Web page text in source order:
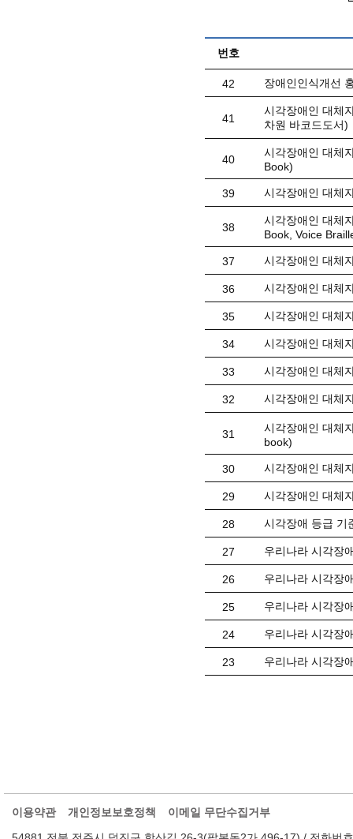
번호
42 장애인인식개선
41
시각장애인 대체
차원 바코드도서)
40
시각장애인 대체
Book)
39 시각장애인 대체
38
시각장애인 대체
Book, Voice
37 시각장애인 대체
36 시각장애인 대체
35 시각장애인 대체
34 시각장애인 대체
33 시각장애인 대체
32 시각장애인 대체
31
시각장애인 대체
book)
30 시각장애인 대체
29 시각장애인 대체
28 시각장애 등급 기
27 우리나라 시각장
26 우리나라 시각장
25 우리나라 시각장
24 우리나라 시각장
23 우리나라 시각장
이용약관 개인정보보호정책
이메일 무단수집거부